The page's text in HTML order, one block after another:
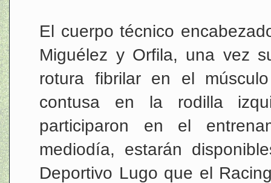
El cuerpo técnico
Miguélez y Orfila, una vez
rotura fibrilar en el
contusa en la rodilla
participaron en el
mediodía, estarán
Deportivo Lugo que el